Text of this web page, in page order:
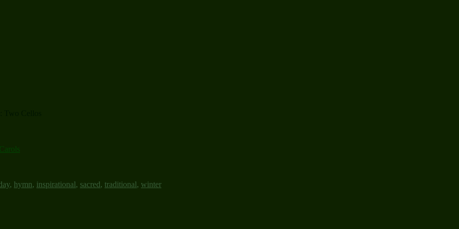
, hymn, inspirational, sacred, traditional, winter